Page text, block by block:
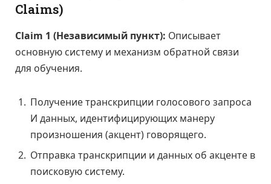
Claims)
Claim 1 (Независимый пункт): Описывает
основную систему и механизм обратной связи
для обучения.
Получение транскрипции голосового запроса
И данных, идентифицирующих манеру
произношения (акцент) говорящего.
Отправка транскрипции и данных об акценте в
поисковую систему.